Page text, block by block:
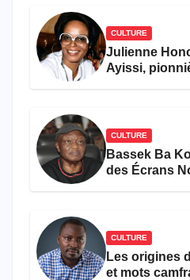
CULTURE
Julienne
Ayissi,
CULTURE
Bassek Ba
des Écrans
CULTURE
Les origines
et mots